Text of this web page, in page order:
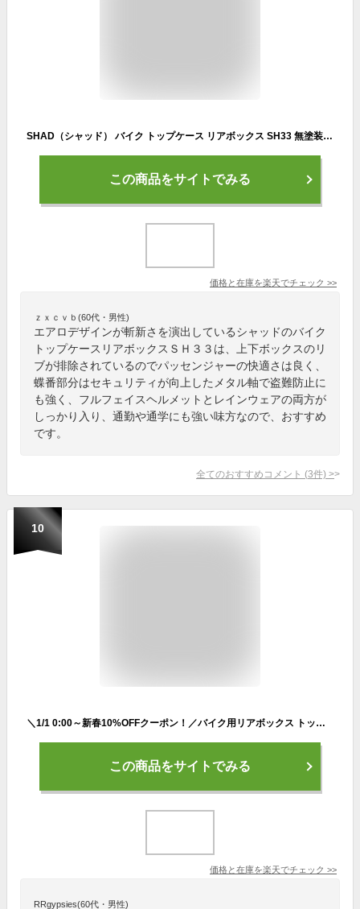
SHAD（シャッド） バイク トップケース リアボックス SH33 無塗装ブラック インキー無し キーレス フルフェイス収納 33L
この商品をサイトでみる
価格と在庫を楽天でチェック >>
ｚｘｃｖｂ(60代・男性)
エアロデザインが斬新さを演出しているシャッドのバイク
トップケースリアボックスＳＨ３３は、上下ボックスのリ
ブが排除されているのでパッセンジャーの快適さは良く、
蝶番部分はセキュリティが向上したメタル軸で盗難防止に
も強く、フルフェイスヘルメットとレインウェアの両方が
しっかり入り、通勤や通学にも強い味方なので、おすすめ
です。
全てのおすすめコメント (3件) >
10
＼1/1 0:00～新春10%OFFクーポン！／バイク用リアボックス トップケース バイクボックス 48L 着脱可能式 大容量 取付ベース付 防水 軽量 バイク 原付 ヘルメット入れ スクーター 鍵2本付 ee361a
この商品をサイトでみる
価格と在庫を楽天でチェック >>
RRgypsies(60代・男性)